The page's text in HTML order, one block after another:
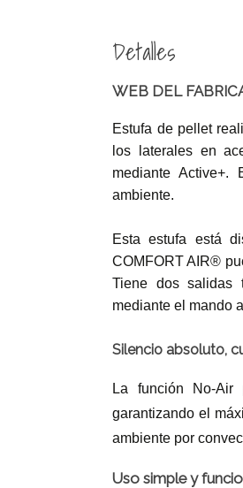
Detalles
WEB DEL
Estufa de pellet
los laterales en
mediante Active+.
ambiente.
Esta estufa está
COMFORT AIR®
Tiene dos salidas
mediante el mando
Silencio absoluto,
La función No-Air
garantizando el
ambiente por
Uso simple y